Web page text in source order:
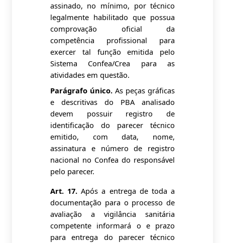
assinado, no mínimo, por técnico
legalmente habilitado que possua
comprovação oficial da
competência profissional para
exercer tal função emitida pelo
Sistema Confea/Crea para as
atividades em questão.
Parágrafo único.As peças gráficas
e descritivas do PBA analisado
devem possuir registro de
identificação do parecer técnico
emitido, com data, nome,
assinatura e número de registro
nacional no Confea do responsável
pelo parecer.
Art. 17.Após a entrega de toda a
documentação para o processo de
avaliação a vigilância sanitária
competente informará o e prazo
para entrega do parecer técnico